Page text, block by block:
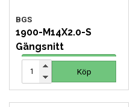
BGS
1900-M14X2.0-S
Gängsnitt
62 SEK
Köp